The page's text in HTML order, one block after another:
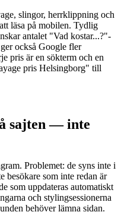
slingor, herrklippning och
läsa på mobilen. Tydlig
antalet "Vad kostar...?"-
också Google fler
pris är en sökterm och en
pris Helsingborg" till
sajten — inte
Problemet: de syns inte i
besökare som inte redan är
som uppdateras automatiskt
och stylingsessionerna
behöver lämna sidan.